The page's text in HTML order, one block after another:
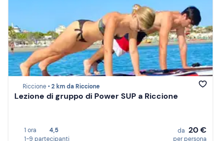
Riccione •2 km da Riccione
Lezione di gruppo di Power SUP a Riccione
1 ora
4,5
1-9 partecipanti
da 20 €
per persona